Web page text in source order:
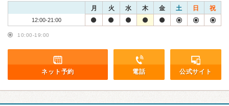
月 火 水 木 金 土 日 祝
12:00-21:00
10:00-19:00
ネット予約 電話 公式サイト